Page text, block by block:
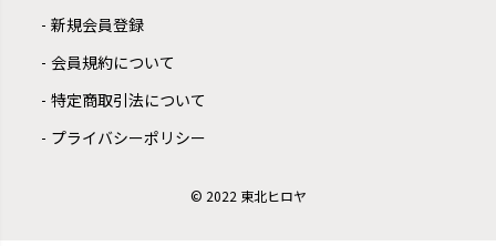
新規会員登録
会員規約について
特定商取引法について
プライバシーポリシー
© 2022 東北ヒロヤ